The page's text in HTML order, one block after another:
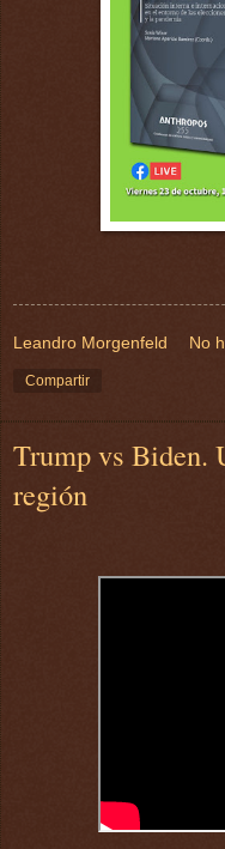
Leandro Morgenfeld No
Compartir
Trump vs Biden.
región